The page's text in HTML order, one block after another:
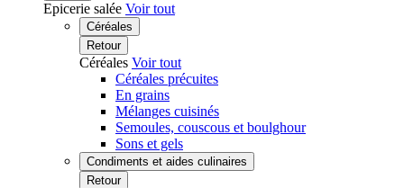
Epicerie salée Voir tout
Céréales
Retour
Céréales Voir tout
Céréales précuites
En grains
Mélanges cuisinés
Semoules, couscous et boulghour
Sons et gels
Condiments et aides culinaires
Retour